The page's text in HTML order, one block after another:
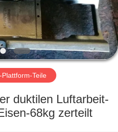
Teile
duktilen Luftarbeit-
68kg zerteilt